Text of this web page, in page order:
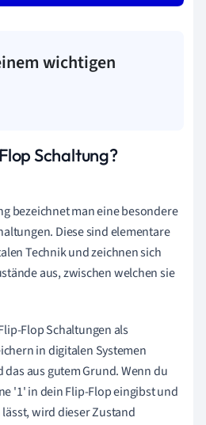
wichtigen
Schaltung?
bezeichnet man eine besondere
Diese sind elementare
Technik und zeichnen sich
aus, zwischen welchen sie
Flop Schaltungen als
in digitalen Systemen
aus gutem Grund. Wenn du
'1' in dein Flip-Flop eingibst und
wird dieser Zustand